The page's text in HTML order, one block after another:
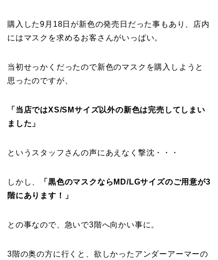
購入した9月18日が新色の発売日だった事もあり、店内
にはマスクを求めるお客さんがいっぱい。
当初せっかくだったので新色のマスクを購入しようと
思ったのですが、
「当店ではXS/SMサイズ以外の新色は完売してしまい
ました」
というスタッフさんの声にあえなく撃沈・・・
しかし、 「黒色のマスクなら MD/LGサイズのご用意が3
階にあります！
」
との事なので、急いで3階へ向かい事に。
3階の奥の方に行くと、欲しかったアンダーアーマーの